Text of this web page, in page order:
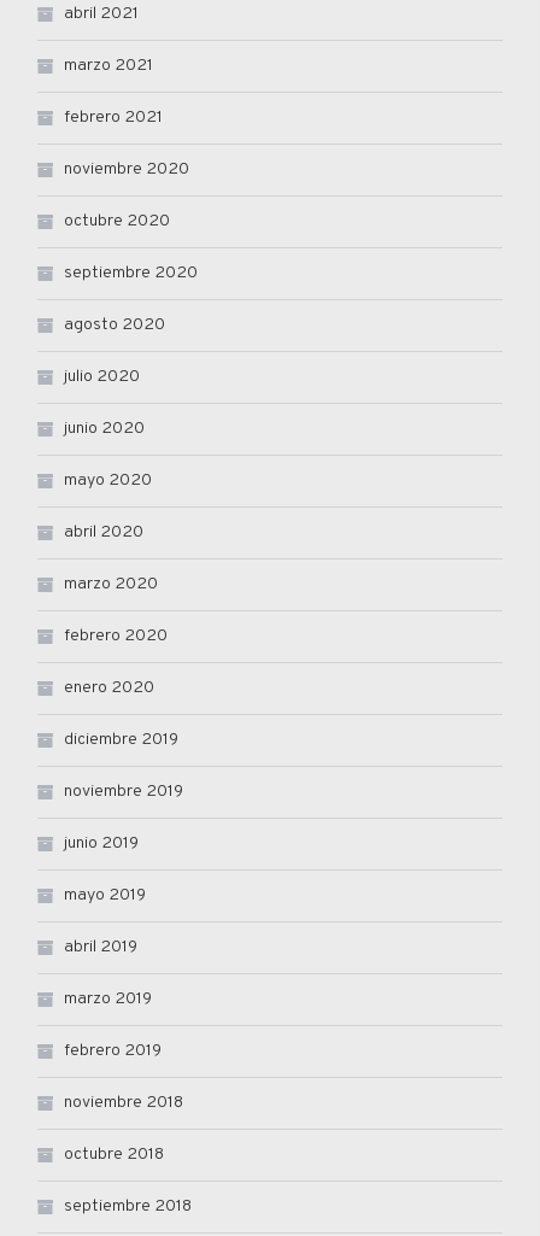
abril 2021
marzo 2021
febrero 2021
noviembre 2020
octubre 2020
septiembre 2020
agosto 2020
julio 2020
junio 2020
mayo 2020
abril 2020
marzo 2020
febrero 2020
enero 2020
diciembre 2019
noviembre 2019
junio 2019
mayo 2019
abril 2019
marzo 2019
febrero 2019
noviembre 2018
octubre 2018
septiembre 2018